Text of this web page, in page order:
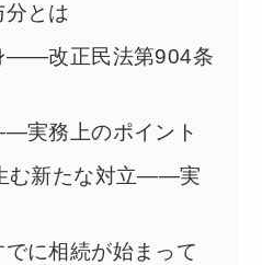
とは
——改正民法第904条
実務上のポイント
む新たな対立——実
に相続が始まって